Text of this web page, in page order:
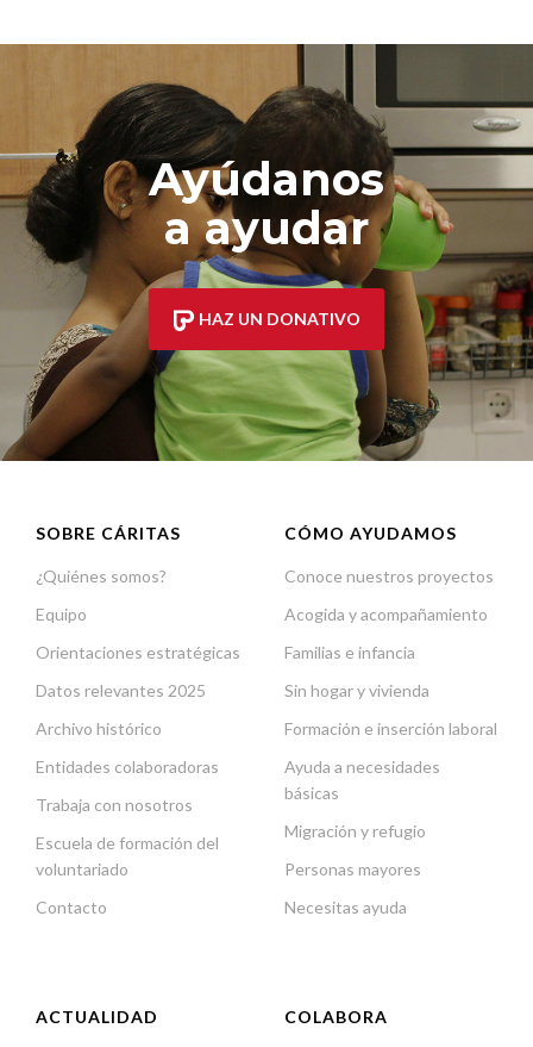
Ayúdanos
a ayudar
HAZ UN DONATIVO
SOBRE CÁRITAS
¿Quiénes somos?
Equipo
Orientaciones estratégicas
Datos relevantes 2025
Archivo histórico
Entidades colaboradoras
Trabaja con nosotros
Escuela de formación del
voluntariado
Contacto
CÓMO AYUDAMOS
Conoce nuestros proyectos
Acogida y acompañamiento
Familias e infancia
Sin hogar y vivienda
Formación e inserción laboral
Ayuda a necesidades
básicas
Migración y refugio
Personas mayores
Necesitas ayuda
ACTUALIDAD COLABORA